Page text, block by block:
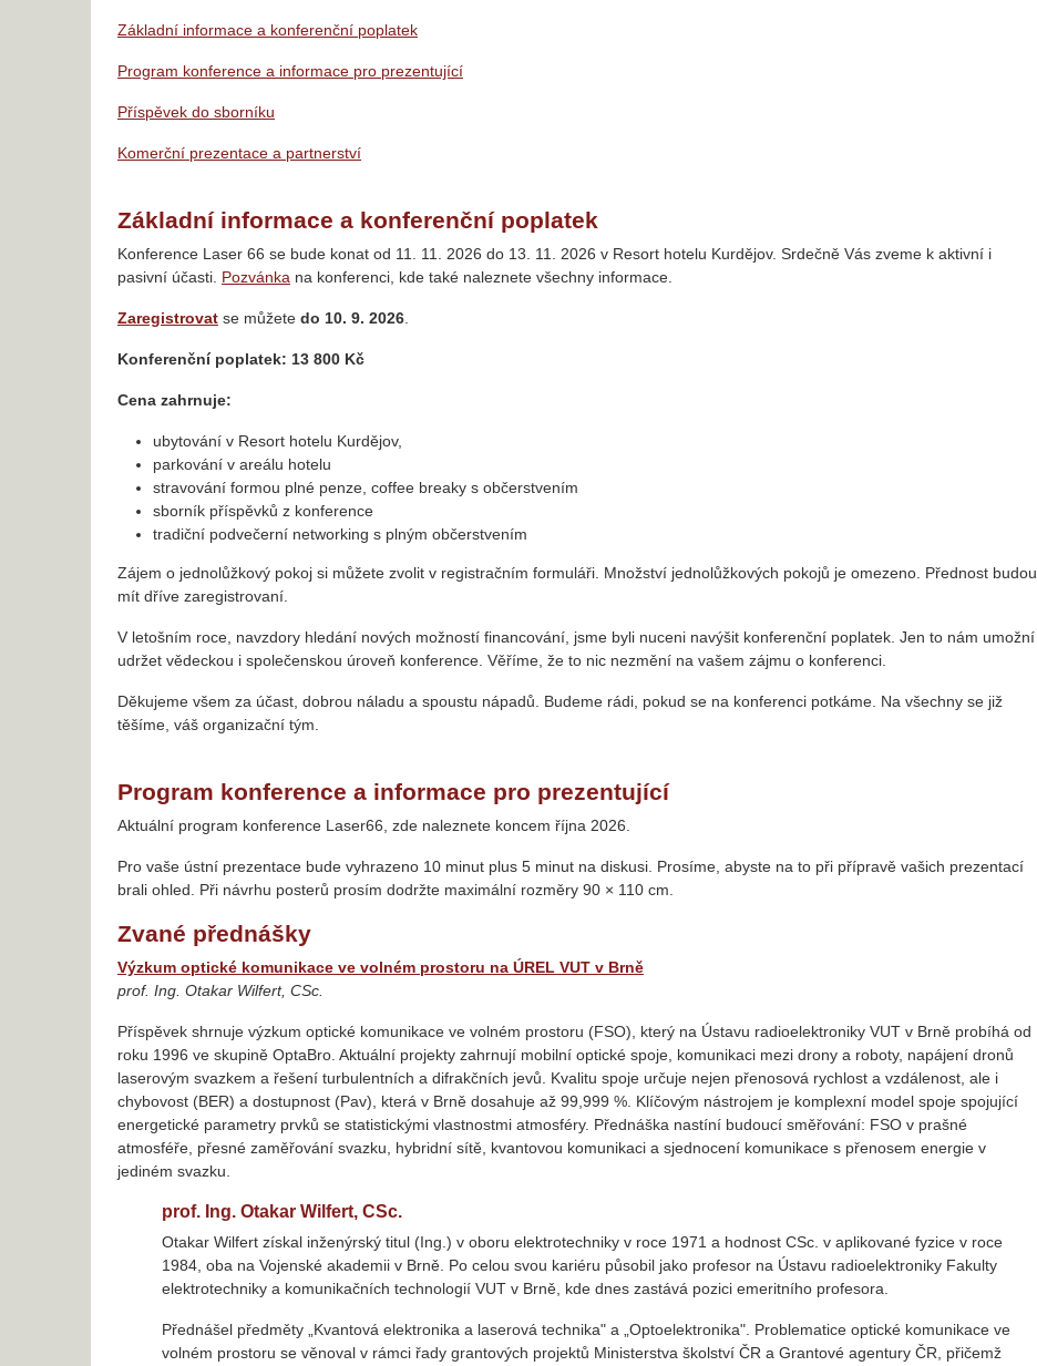
Základní informace a konferenční poplatek
Program konference a informace pro prezentující
Příspěvek do sborníku
Komerční prezentace a partnerství
Základní informace a konferenční poplatek
Konference Laser 66 se bude konat od 11. 11. 2026 do 13. 11. 2026 v Resort hotelu Kurdějov. Srdečně Vás zveme k aktivní i
pasivní účasti. Pozvánka na konferenci, kde také naleznete všechny informace.
Zaregistrovat se můžete do 10. 9. 2026.
Konferenční poplatek: 13 800 Kč
Cena zahrnuje:
ubytování v Resort hotelu Kurdějov,
parkování v areálu hotelu
stravování formou plné penze, coffee breaky s občerstvením
sborník příspěvků z konference
tradiční podvečerní networking s plným občerstvením
Zájem o jednolůžkový pokoj si můžete zvolit v registračním formuláři. Množství jednolůžkových pokojů je omezeno. Přednost budou
mít dříve zaregistrovaní.
V letošním roce, navzdory hledání nových možností financování, jsme byli nuceni navýšit konferenční poplatek. Jen to nám umožní
udržet vědeckou i společenskou úroveň konference. Věříme, že to nic nezmění na vašem zájmu o konferenci.
Děkujeme všem za účast, dobrou náladu a spoustu nápadů. Budeme rádi, pokud se na konferenci potkáme. Na všechny se již
těšíme, váš organizační tým.
Program konference a informace pro prezentující
Aktuální program konference Laser66, zde naleznete koncem října 2026.
Pro vaše ústní prezentace bude vyhrazeno 10 minut plus 5 minut na diskusi. Prosíme, abyste na to při přípravě vašich prezentací
brali ohled. Při návrhu posterů prosím dodržte maximální rozměry 90 × 110 cm.
Zvané přednášky
Výzkum optické komunikace ve volném prostoru na ÚREL VUT v Brně
prof. Ing. Otakar Wilfert, CSc.
Příspěvek shrnuje výzkum optické komunikace ve volném prostoru (FSO), který na Ústavu radioelektroniky VUT v Brně probíhá od
roku 1996 ve skupině OptaBro. Aktuální projekty zahrnují mobilní optické spoje, komunikaci mezi drony a roboty, napájení dronů
laserovým svazkem a řešení turbulentních a difrakčních jevů. Kvalitu spoje určuje nejen přenosová rychlost a vzdálenost, ale i
chybovost (BER) a dostupnost (Pav), která v Brně dosahuje až 99,999 %. Klíčovým nástrojem je komplexní model spoje spojující
energetické parametry prvků se statistickými vlastnostmi atmosféry. Přednáška nastíní budoucí směřování: FSO v prašné
atmosféře, přesné zaměřování svazku, hybridní sítě, kvantovou komunikaci a sjednocení komunikace s přenosem energie v
jediném svazku.
prof. Ing. Otakar Wilfert, CSc.
Otakar Wilfert získal inženýrský titul (Ing.) v oboru elektrotechniky v roce 1971 a hodnost CSc. v aplikované fyzice v roce
1984, oba na Vojenské akademii v Brně. Po celou svou kariéru působil jako profesor na Ústavu radioelektroniky Fakulty
elektrotechniky a komunikačních technologií VUT v Brně, kde dnes zastává pozici emeritního profesora.
Přednášel předměty „Kvantová elektronika a laserová technika" a „Optoelektronika". Problematice optické komunikace ve
volném prostoru se věnoval v rámci řady grantových projektů Ministerstva školství ČR a Grantové agentury ČR, přičemž